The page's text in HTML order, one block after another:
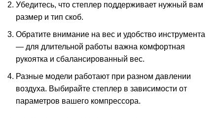
Убедитесь, что степлер поддерживает нужный вам
размер и тип скоб.
Обратите внимание на вес и удобство инструмента
— для длительной работы важна комфортная
рукоятка и сбалансированный вес.
Разные модели работают при разном давлении
воздуха. Выбирайте степлер в зависимости от
параметров вашего компрессора.